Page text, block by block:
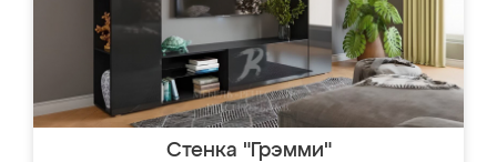
Стенка "Грэмми"